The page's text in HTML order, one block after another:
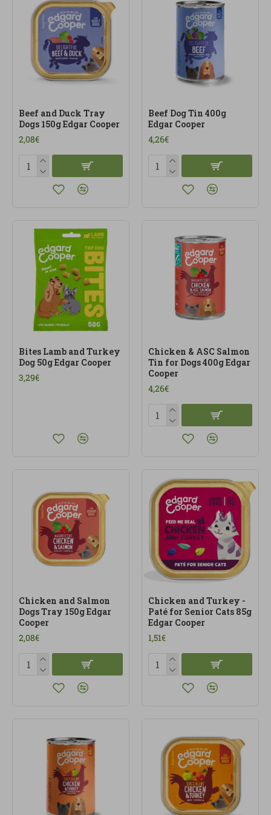
de mascotas está pensada para quienes quieren
cuidar a sus perros y gatos con la misma atención
con la que cuidan su propia alimentación.
Beef and Duck Tray
Dogs 150g Edgar Cooper
2,08€
Beef Dog Tin 400g
Edgar Cooper
4,26€
Bites Lamb and Turkey
Dog 50g Edgar Cooper
3,29€
Chicken & ASC Salmon
Tin for Dogs 400g Edgar
Cooper
4,26€
Chicken and Salmon
Dogs Tray 150g Edgar
Cooper
2,08€
Chicken and Turkey -
Paté for Senior Cats 85g
Edgar Cooper
1,51€